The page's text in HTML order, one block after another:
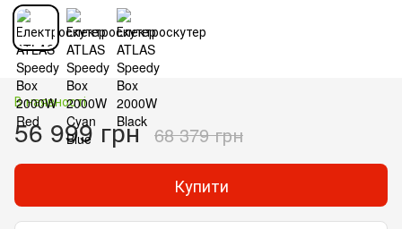
В наявності
56 999 грн 68 379 грн
Купити